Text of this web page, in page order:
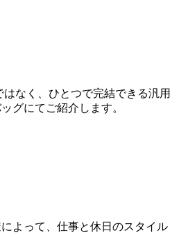
なく、ひとつで完結できる汎用
グにてご紹介します。
よって、仕事と休日のスタイル